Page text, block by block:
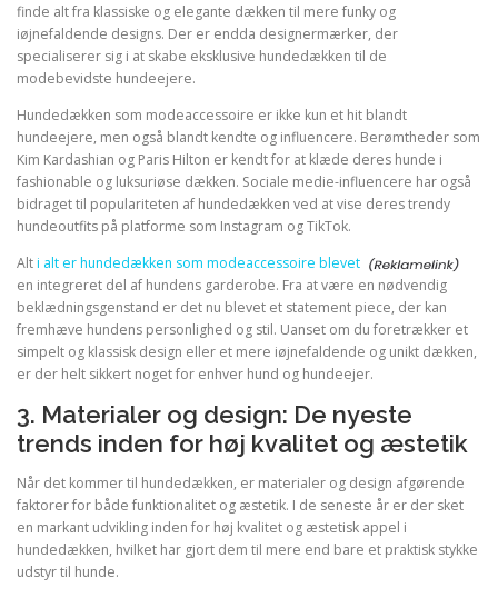
finde alt fra klassiske og elegante dækken til mere funky og
iøjnefaldende designs. Der er endda designermærker, der
specialiserer sig i at skabe eksklusive hundedækken til de
modebevidste hundeejere.
Hundedækken som modeaccessoire er ikke kun et hit blandt
hundeejere, men også blandt kendte og influencere. Berømtheder som
Kim Kardashian og Paris Hilton er kendt for at klæde deres hunde i
fashionable og luksuriøse dækken. Sociale medie-influencere har også
bidraget til populariteten af hundedækken ved at vise deres trendy
hundeoutfits på platforme som Instagram og TikTok.
Alti alt er hundedækken som modeaccessoire blevet
en integreret del af hundens garderobe. Fra at være en nødvendig
beklædningsgenstand er det nu blevet et statement piece, der kan
fremhæve hundens personlighed og stil. Uanset om du foretrækker et
simpelt og klassisk design eller et mere iøjnefaldende og unikt dækken,
er der helt sikkert noget for enhver hund og hundeejer.
3. Materialer og design: De nyeste
trends inden for høj kvalitet og æstetik
Når det kommer til hundedækken, er materialer og design afgørende
faktorer for både funktionalitet og æstetik. I de seneste år er der sket
en markant udvikling inden for høj kvalitet og æstetisk appel i
hundedækken, hvilket har gjort dem til mere end bare et praktisk stykke
udstyr til hunde.